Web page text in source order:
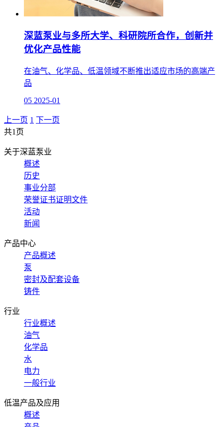
深蓝泵业与多所大学、科研院所合作，创新并
优化产品性能
在油气、化学品、低温领域不断推出适应市场的高端产
品
05 2025-01
上一页 1 下一页
共1页
关于深蓝泵业
概述
历史
事业分部
荣誉证书证明文件
活动
新闻
产品中心
产品概述
泵
密封及配套设备
铸件
行业
行业概述
油气
化学品
水
电力
一般行业
低温产品及应用
概述